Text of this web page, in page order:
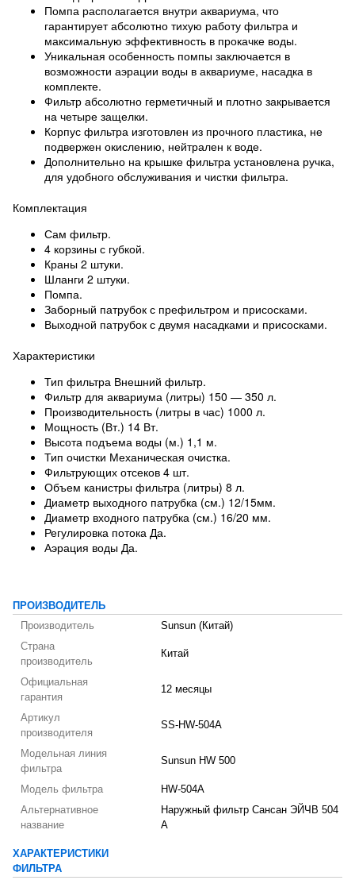
Помпа располагается внутри аквариума, что
гарантирует абсолютно тихую работу фильтра и
максимальную эффективность в прокачке воды.
Уникальная особенность помпы заключается в
возможности аэрации воды в аквариуме, насадка в
комплекте.
Фильтр абсолютно герметичный и плотно закрывается
на четыре защелки.
Корпус фильтра изготовлен из прочного пластика, не
подвержен окислению, нейтрален к воде.
Дополнительно на крышке фильтра установлена ручка,
для удобного обслуживания и чистки фильтра.
Комплектация
Сам фильтр.
4 корзины с губкой.
Краны 2 штуки.
Шланги 2 штуки.
Помпа.
Заборный патрубок с префильтром и присосками.
Выходной патрубок с двумя насадками и присосками.
Характеристики
Тип фильтра Внешний фильтр.
Фильтр для аквариума (литры) 150 — 350 л.
Производительность (литры в час) 1000 л.
Мощность (Вт.) 14 Вт.
Высота подъема воды (м.) 1,1 м.
Тип очистки Механическая очистка.
Фильтрующих отсеков 4 шт.
Объем канистры фильтра (литры) 8 л.
Диаметр выходного патрубка (см.) 12/15мм.
Диаметр входного патрубка (см.) 16/20 мм.
Регулировка потока Да.
Аэрация воды Да.
ПРОИЗВОДИТЕЛЬ
Производитель
Sunsun (Китай)
Страна
производитель
Китай
Официальная
гарантия
12 месяцы
Артикул
производителя
SS-HW-504A
Модельная линия
фильтра
Sunsun HW 500
Модель фильтра
HW-504A
Альтернативное
название
Наружный фильтр Сансан ЭЙЧВ 504
А
ХАРАКТЕРИСТИКИ
ФИЛЬТРА